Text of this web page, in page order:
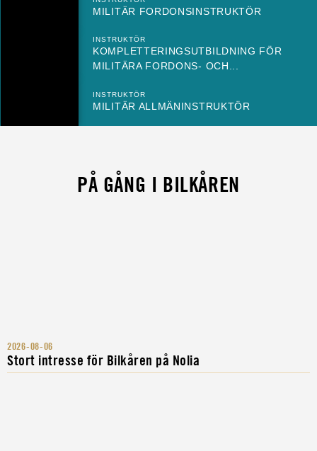
MILITÄR FORDONSINSTRUKTÖR
INSTRUKTÖR
KOMPLETTERINGSUTBILDNING FÖR
MILITÄRA FORDONS- OCH...
INSTRUKTÖR
MILITÄR ALLMÄNINSTRUKTÖR
PÅ GÅNG I BILKÅREN
2026-08-06
Stort intresse för Bilkåren på Nolia